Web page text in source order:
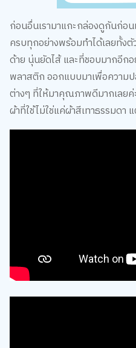
ก่อนอื่นเรามาแกะกล่องดูกันก่อ
ครบทุกอย่างพร้อมทำได้เลยทั้งตั
ด้าย นุ่นยัดไส้ และที่ชอบมากอีก
พลาสติก ออกแบบมาเพื่อควา
ต่างๆ ที่ให้มาคุณภาพดีมากเลย
ผ้าที่ใช้ไม่ใช่แค่ผ้าสีเทาธรรมด